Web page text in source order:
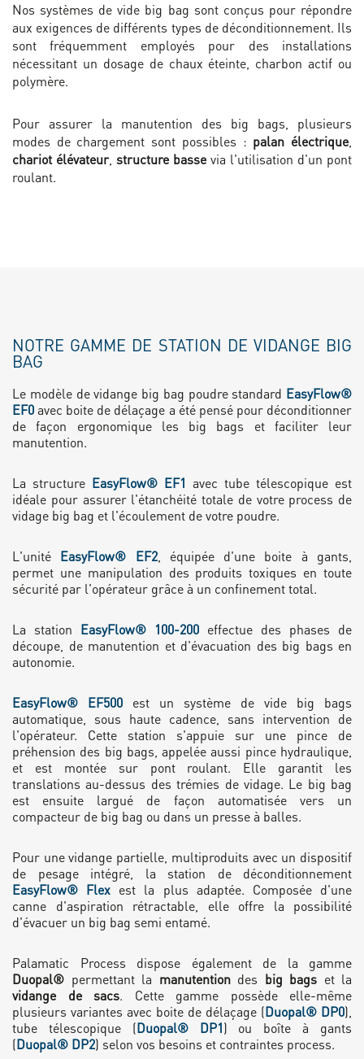
Nos systèmes de vide big bag sont conçus pour répondre
aux exigences de différents types de déconditionnement. Ils
sont fréquemment employés pour des installations
nécessitant un dosage de chaux éteinte, charbon actif ou
polymère.
Pour assurer la manutention des big bags, plusieurs
modes de chargement sont possibles : palan électrique,
chariot élévateur, structure bassevia l'utilisation d'un pont
roulant.
NOTRE GAMME DE STATION DE VIDANGE BIG
BAG
Le modèle de vidange big bag poudre standard EasyFlow®
EF0avec boite de délaçage a été pensé pour déconditionner
de façon ergonomique les big bags et faciliter leur
manutention.
La structure EasyFlow® EF1 avec tube télescopique est
idéale pour assurer l'étanchéité totale de votre process de
vidage big bag et l'écoulement de votre poudre.
L'unité EasyFlow® EF2, équipée d'une boite à gants,
permet une manipulation des produits toxiques en toute
sécurité par l'opérateur grâce à un confinement total.
La station EasyFlow® 100-200 effectue des phases de
découpe, de manutention et d'évacuation des big bags en
autonomie.
EasyFlow® EF500 est un système de vide big bags
automatique, sous haute cadence, sans intervention de
l'opérateur. Cette station s'appuie sur une pince de
préhension des big bags, appelée aussi pince hydraulique,
et est montée sur pont roulant. Elle garantit les
translations au-dessus des trémies de vidage. Le big bag
est ensuite largué de façon automatisée vers un
compacteur de big bag ou dans un presse à balles.
Pour une vidange partielle, multiproduits avec un dispositif
de pesage intégré, la station de déconditionnement
EasyFlow® Flex est la plus adaptée. Composée d'une
canne d'aspiration rétractable, elle offre la possibilité
d'évacuer un big bag semi entamé.
Palamatic Process dispose également de la gamme
Duopal® permettant la manutention des big bags et la
vidange de sacs. Cette gamme possède elle-même
plusieurs variantes avec boite de délaçage (Duopal® DP0),
tube télescopique (Duopal® DP1) ou boîte à gants
(Duopal® DP2) selon vos besoins et contraintes process.